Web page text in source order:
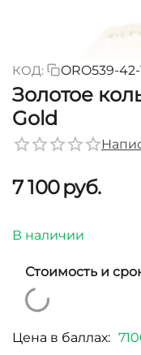
КОД: ORO539-42-
Золотое
Gold
7 100руб.
В наличии
Стоимость и
Цена в баллах: